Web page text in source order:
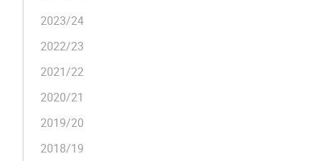
2023/24
2022/23
2021/22
2020/21
2019/20
2018/19